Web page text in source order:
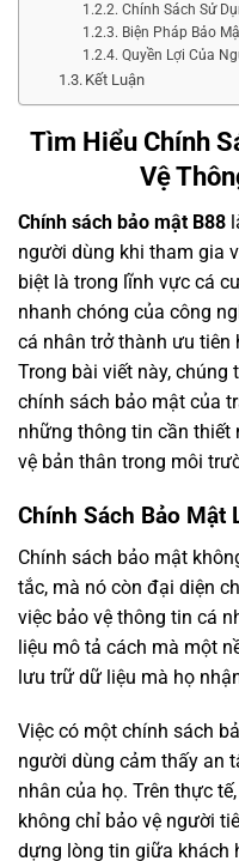
Chính Sách Sử
Biện Pháp Bảo
Quyền Lợi Của
Kết Luận
Tìm Hiểu Chính
Vệ
Chính sách bảo mật B88
người dùng khi tham gia
biệt là trong lĩnh vực cá
nhanh chóng của công
cá nhân trở thành ưu tiên
Trong bài viết này, chúng
chính sách bảo mật của
những thông tin cần thiết
vệ bản thân trong môi
Chính Sách Bảo Mật
Chính sách bảo mật
tắc, mà nó còn đại diện
việc bảo vệ thông tin cá
liệu mô tả cách mà một
lưu trữ dữ liệu mà họ
Việc có một chính sách
người dùng cảm thấy an
nhân của họ. Trên thực
không chỉ bảo vệ người
dựng lòng tin giữa khách